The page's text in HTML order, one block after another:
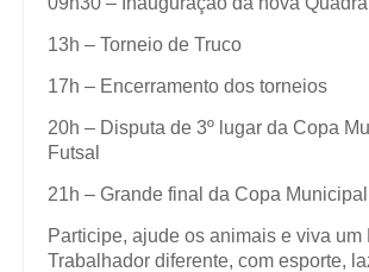
13h – Torneio de Truco
17h – Encerramento dos torneios
20h – Disputa de 3º lugar da Copa
Futsal
21h – Grande final da Copa Municipal
Participe, ajude os animais e viva um
Trabalhador diferente, com esporte,